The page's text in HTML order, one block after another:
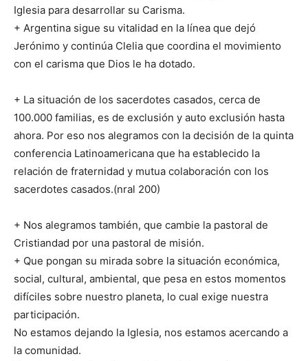
Iglesia para desarrollar su Carisma.
+ Argentina sigue su vitalidad en la línea que dejó
Jerónimo y continúa Clelia que coordina el movimiento
con el carisma que Dios le ha dotado.
+ La situación de los sacerdotes casados, cerca de
100.000 familias, es de exclusión y auto exclusión hasta
ahora. Por eso nos alegramos con la decisión de la quinta
conferencia Latinoamericana que ha establecido la
relación de fraternidad y mutua colaboración con los
sacerdotes casados.(nral 200)
+ Nos alegramos también, que cambie la pastoral de
Cristiandad por una pastoral de misión.
+ Que pongan su mirada sobre la situación económica,
social, cultural, ambiental, que pesa en estos momentos
difíciles sobre nuestro planeta, lo cual exige nuestra
participación.
No estamos dejando la Iglesia, nos estamos acercando a
la comunidad.